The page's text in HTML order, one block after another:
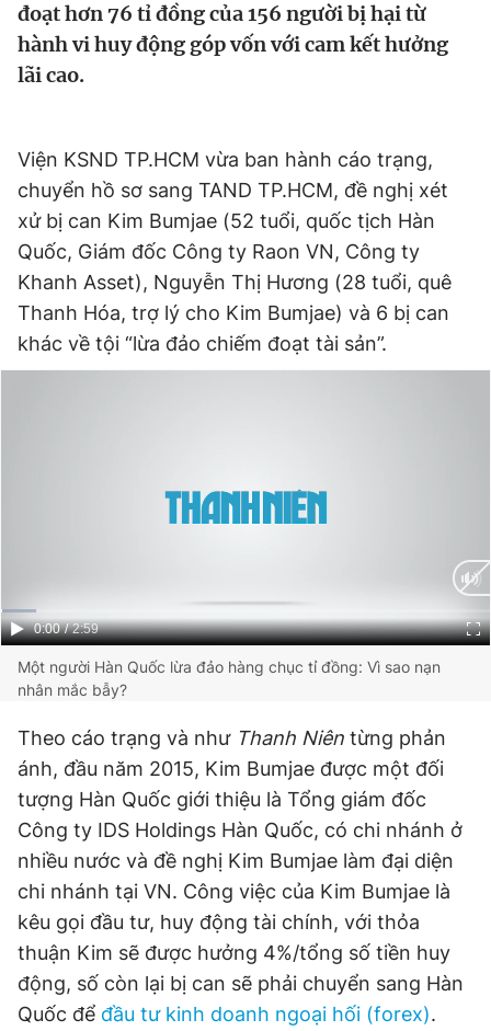
Video Magazine
Tiện ích Bạn cần biết
Thông tin tòa soạn Liên hệ quảng cáo
Hotline
0906 645 777
Liên hệ quảng cáo
0908 780 404
Đặt báo Quảng cáo
Tổng biên tập: Nguyễn Ngọc Toàn
Phó tổng biên tập thường trực: Hải Thành
Phó tổng biên tập: Lâm Hiếu Dũng
Phó tổng biên tập: Trần Việt Hưng
Tổng thư ký tòa soạn: Đức Trung
Giấy phép xuất bản số 110/GP - BTTTT cấp ngày 24.3.2020
© 2003-2026 Bản quyền thuộc về Báo Thanh Niên. Cấm sao
chép dưới mọi hình thức nếu không có sự chấp thuận bằng văn
bản. Phát triển bởi ePi Technologies, JSC.
đoạt hơn 76 tỉ đồng của 156 người bị hại từ
hành vi huy động góp vốn với cam kết hưởng
lãi cao.
Viện KSND TP.HCM vừa ban hành cáo trạng,
chuyển hồ sơ sang TAND TP.HCM, đề nghị xét
xử bị can Kim Bumjae (52 tuổi, quốc tịch Hàn
Quốc, Giám đốc Công ty Raon VN, Công ty
Khanh Asset), Nguyễn Thị Hương (28 tuổi, quê
Thanh Hóa, trợ lý cho Kim Bumjae) và 6 bị can
khác về tội “lừa đảo chiếm đoạt tài sản”.
Current
Time
0:00 / Duration
2:59
Một người Hàn Quốc lừa đảo hàng chục tỉ đồng: Vì sao nạn
nhân mắc bẫy?
Theo cáo trạng và như Thanh Niên từng phản
ánh, đầu năm 2015, Kim Bumjae được một đối
tượng Hàn Quốc giới thiệu là Tổng giám đốc
Công ty IDS Holdings Hàn Quốc, có chi nhánh ở
nhiều nước và đề nghị Kim Bumjae làm đại diện
chi nhánh tại VN. Công việc của Kim Bumjae là
kêu gọi đầu tư, huy động tài chính, với thỏa
thuận Kim sẽ được hưởng 4%/tổng số tiền huy
động, số còn lại bị can sẽ phải chuyển sang Hàn
Quốc để đầu tư kinh doanh ngoại hối (forex).